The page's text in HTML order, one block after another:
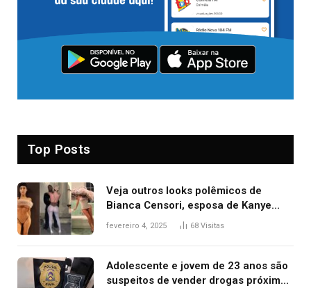
Top Posts
Veja outros looks polêmicos de
Bianca Censori, esposa de Kanye
West que apareceu nua no Grammy
fevereiro 4, 2025 68 Visitas
Adolescente e jovem de 23 anos são
suspeitos de vender drogas próximo